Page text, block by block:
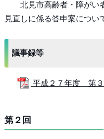
北見市高齢者・障がい
見直しに係る答申案につい
議事録等
平成２７年度 第
第２回